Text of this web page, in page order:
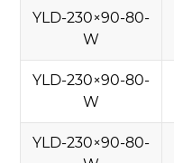
YLD-230×90-80-
W
YLD-230×90-80-
W
YLD-230×90-80-